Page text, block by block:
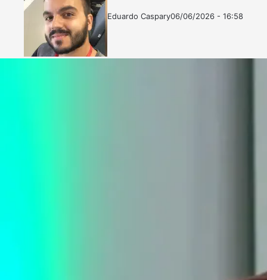
Eduardo CasparyFollow
Mande
06/06/2026 - 16:58